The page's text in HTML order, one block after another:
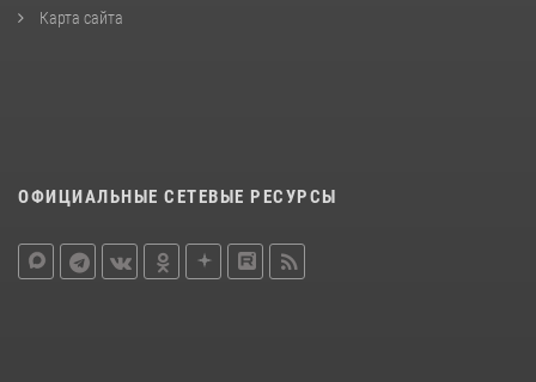
Карта сайта
ОФИЦИАЛЬНЫЕ СЕТЕВЫЕ РЕСУРСЫ